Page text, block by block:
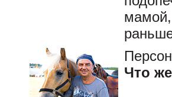
мамой,
Что